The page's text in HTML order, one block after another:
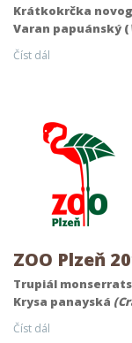
Krátkokrčka
Varan papuánský (
Číst dál
ZOO Plzeň
Trupiál
Krysa panayská
Číst dál